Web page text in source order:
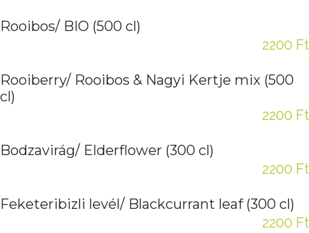
Rooibos/ BIO (500 cl)
2200 Ft
Rooiberry/ Rooibos & Nagyi Kertje mix (500
cl)
2200 Ft
Bodzavirág/ Elderflower (300 cl)
2200 Ft
Feketeribizli levél/ Blackcurrant leaf (300 cl)
2200 Ft